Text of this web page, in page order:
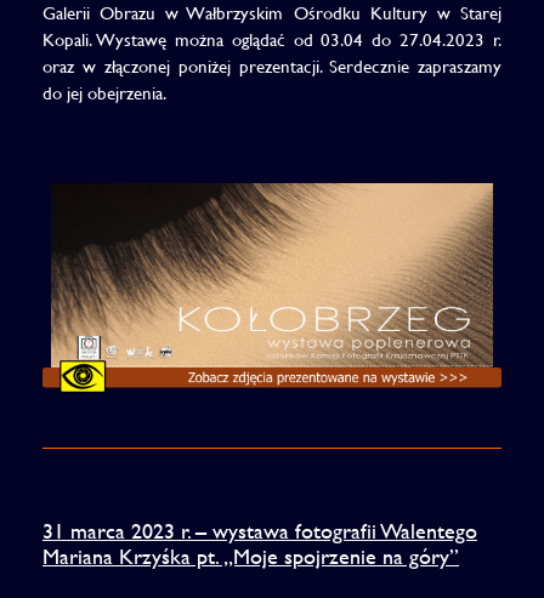
Galerii Obrazu w Wałbrzyskim Ośrodku Kultury w Starej
Kopali. Wystawę można oglądać od 03.04 do 27.04.2023 r.
oraz w złączonej poniżej prezentacji. Serdecznie zapraszamy
do jej obejrzenia.
31 marca 2023 r. – wystawa fotografii Walentego
Mariana Krzyśka pt. „Moje spojrzenie na góry”